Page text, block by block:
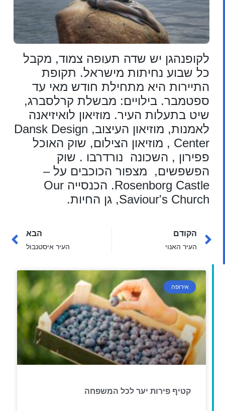
לקופנהגן יש שדה תעופה צמוד, מקבל
כל שבוע נחיתות מישראל. תקופת
התיירות היא מתחילת חודש מאי עד
ספטמבר. בילויים: מבשלת קרלסברג,
שיט בתעלות העיר. מוזיאון לואיזיאנה
לאמנות, מוזיאון העיצוב, Dansk Design
Center , מוזיאון הצילום, שוק האוכל
פפירון , השכונה נורדרבו . שוק
הפשפשים, מצפור הכוכבים על –
Rosenborg Castle. הכנסייה Our
Saviour's Church, גן החיות.
הקודם
העיר האנוי
הבא
העיר איסטנבול
אירופה
קטיף פירות יער לכל המשפחה